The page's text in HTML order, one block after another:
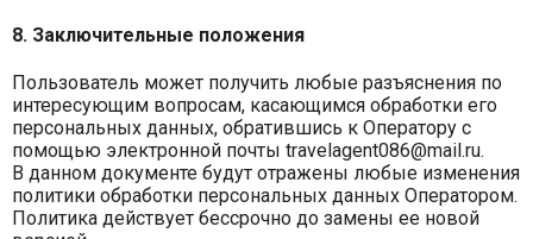
8. Заключительные положения
Пользователь может получить любые разъяснения по
интересующим вопросам, касающимся обработки его
персональных данных, обратившись к Оператору с
помощью электронной почты travelagent086@mail.ru.
В данном документе будут отражены любые изменения
политики обработки персональных данных Оператором.
Политика действует бессрочно до замены ее новой